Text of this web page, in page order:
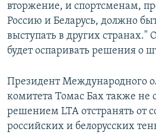
вторжение, и спортсменам,
Россию и Беларусь, должно
выступать в других странах."
будет оспаривать решения о
Президент Международного
комитета Томас Бах также не
решением LTA отстранять от
российских и белорусских